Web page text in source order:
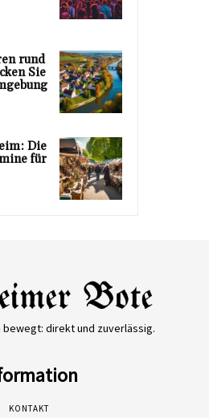
rund
Sie
Die
für
bewegt: direkt und zuverlässig.
KONTAKT